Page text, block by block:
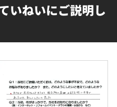
いねいにご説明し